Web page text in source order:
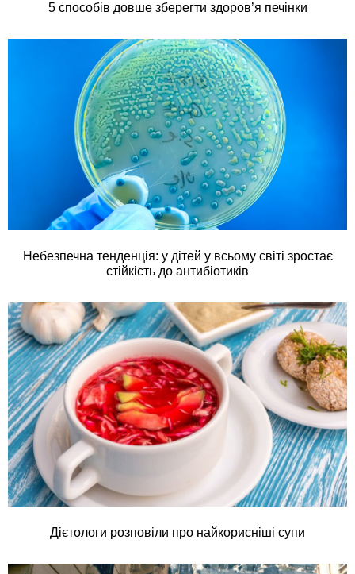
5 способів довше зберегти здоров’я печінки
Небезпечна тенденція: у дітей у всьому світі зростає
стійкість до антибіотиків
Дієтологи розповіли про найкорисніші супи